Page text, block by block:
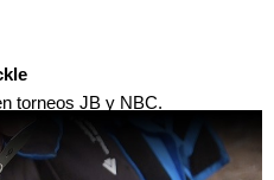
torneos JB y NBC.